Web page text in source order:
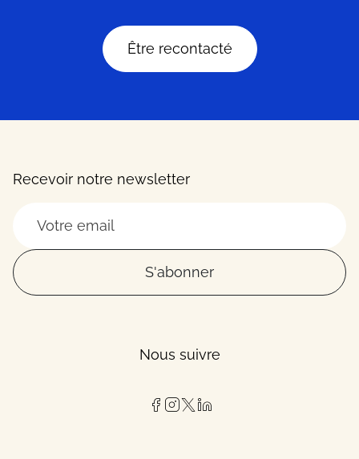
Être recontacté
Recevoir notre newsletter
S'abonner
Nous suivre